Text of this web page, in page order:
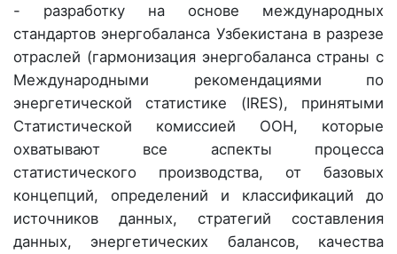
- разработку на основе международных
стандартов энергобаланса Узбекистана в разрезе
отраслей (гармонизация энергобаланса страны с
Международными рекомендациями по
энергетической статистике (IRES), принятыми
Статистической комиссией ООН, которые
охватывают все аспекты процесса
статистического производства, от базовых
концепций, определений и классификаций до
источников данных, стратегий составления
данных, энергетических балансов, качества